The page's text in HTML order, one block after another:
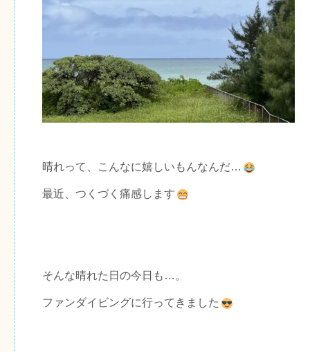
晴れって、こんなに嬉しいもんなんだ…
最近、つくづく痛感します
そんな晴れた日の今日も…。
ファンダイビングに行ってきました